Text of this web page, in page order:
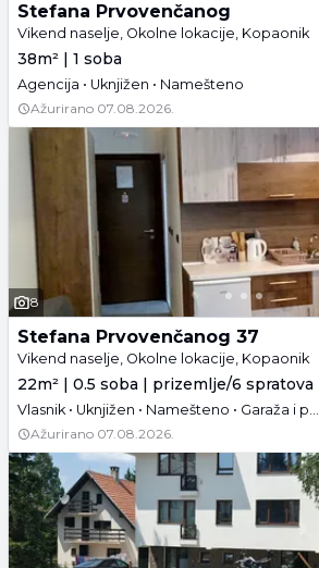
Stefana Prvovenčanog
Vikend naselje, Okolne lokacije, Kopaonik
38m² | 1 soba
Agencija • Uknjižen • Namešteno
Ažurirano 07.08.2026.
8
Stefana Prvovenčanog 37
Vikend naselje, Okolne lokacije, Kopaonik
22m² | 0.5 soba | prizemlje/6 spratova
Vlasnik • Uknjižen • Namešteno • Garaža i parking
Ažurirano 07.08.2026.